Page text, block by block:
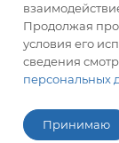
Продолжая
условия его
сведения
персональных
Принимаю